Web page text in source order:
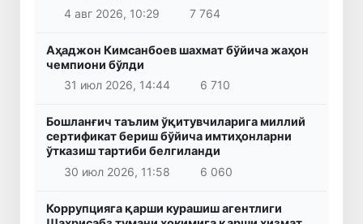
4 авг 2026, 10:29
7 764
Аҳаджон Кимсанбоев шахмат бўйича жаҳон
чемпиони бўлди
31 июл 2026, 14:44
6 710
Бошланғич таълим ўқитувчиларига миллий
сертификат бериш бўйича имтиҳонларни
ўтказиш тартиби белгиланди
30 июл 2026, 11:58
6 060
Коррупцияга қарши курашиш агентлиги